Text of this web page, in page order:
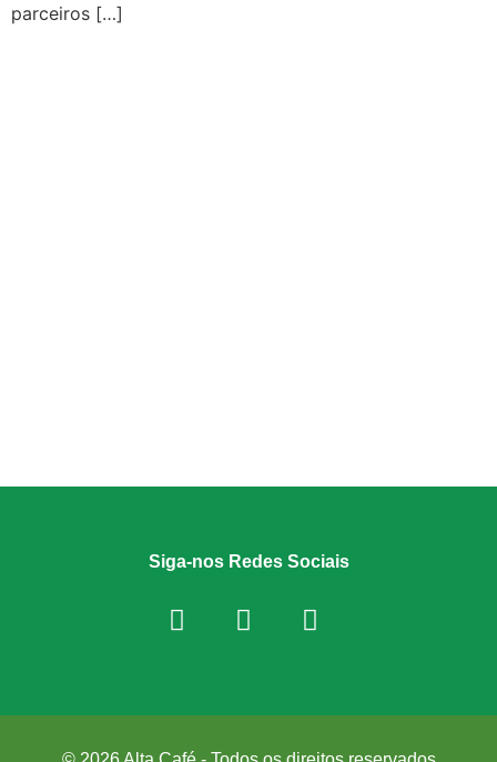
parceiros […]
Siga-nos Redes Sociais